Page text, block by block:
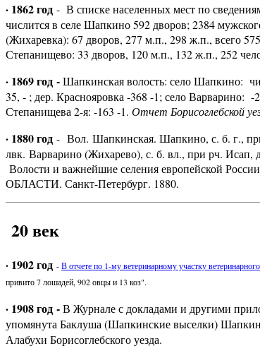
· 1862 год - В списке населенных мест по
числится в селе Шапкино 592 дворов; 2384
(Жихаревка): 67 дворов, 277 м.п., 298 ж.п., всего
Степанищево: 33 дворов, 120 м.п., 132 ж.п., 252
· 1869 год -Шапкинская волость: село Шапкино:
35, - ;дер. Краснояровка -368 -1; село Варварино:
Степанищева 2-я: -163 -1. Отчет Борисоглебской
· 1880 год - Вол. Шапкинская. Шапкино, с. б. г.,
лвк. Варварино (Жихарево), с. б. вл., при рч. Исап,
Волости и важнейшие селения европейской
ОБЛАСТИ. Санкт-Петербург. 1880.
20 век
· 1902 год -В отчете по 1-му ветеринарному участку
привито 7 лошадей, 902 овцы и 13 коз".
· 1908 год -В Журнале с докладами и другими
упомянута Баклуша (Шапкинские выселки)
Алабухи Борисоглебского уезда.